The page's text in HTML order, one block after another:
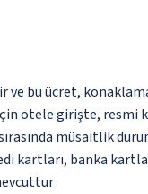
ve bu ücret,
otele girişte, resmi
müsaitlik
kartları, banka